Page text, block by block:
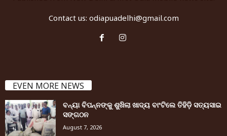
Contact us: odiapuadelhi@gmail.com
EVEN MORE NEWS
ବନ୍ୟା ବିପନ୍ନଙ୍କୁ ଶୁଖିଲା ଖାଦ୍ୟ ବାଂଟିଲେ ତିହିଡି଼ ସତ୍ୟସାଇ
ସଙ୍ଗଠନ
August 7, 2026